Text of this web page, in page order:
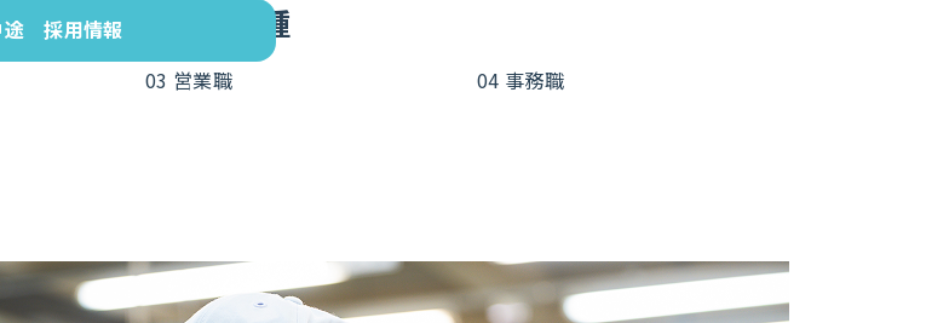
途 採用情報
バールを支える4職種
03 営業職 04 事務職